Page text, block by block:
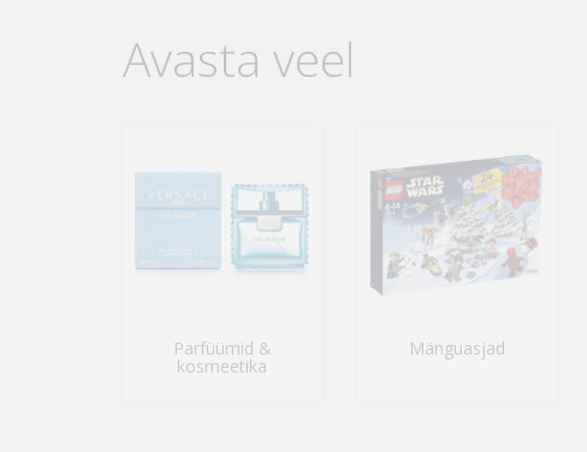
Avasta veel
Parfüümid &
kosmeetika
Mänguasjad